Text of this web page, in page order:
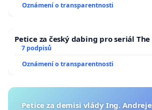
Oznámení o transparentnosti
Petice za český dabing pro seriál
7 podpisů
Oznámení o transparentnosti
Petice za demisi vlády Ing. Andreje